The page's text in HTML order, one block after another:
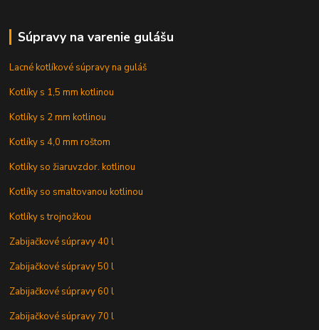
Súpravy na varenie gulášu
Lacné kotlíkové súpravy na guláš
Kotlíky s 1,5 mm kotlinou
Kotlíky s 2 mm kotlinou
Kotlíky s 4,0 mm roštom
Kotlíky so žiaruvzdor. kotlinou
Kotlíky so smaltovanou kotlinou
Kotlíky s trojnožkou
Zabijačkové súpravy 40 l
Zabijačkové súpravy 50 l
Zabijačkové súpravy 60 l
Zabijačkové súpravy 70 l